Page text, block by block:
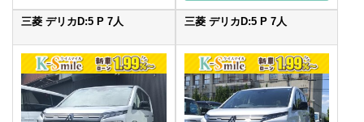
三菱 デリカD:5 P 7人 三菱 デリカD:5 P 7人